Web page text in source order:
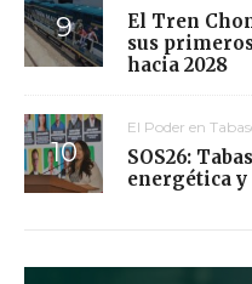
El Tren
sus
hacia 2028
El Poder en
SOS26:
energética